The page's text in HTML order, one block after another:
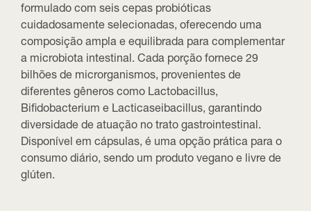
formulado com seis cepas probióticas
cuidadosamente selecionadas, oferecendo uma
composição ampla e equilibrada para complementar
a microbiota intestinal. Cada porção fornece 29
bilhões de microrganismos, provenientes de
diferentes gêneros como Lactobacillus,
Bifidobacterium e Lacticaseibacillus, garantindo
diversidade de atuação no trato gastrointestinal.
Disponível em cápsulas, é uma opção prática para o
consumo diário, sendo um produto vegano e livre de
glúten.